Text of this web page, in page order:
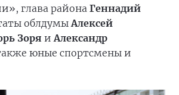
глава района Геннадий
облдумыАлексей
Зоря иАлександр
юные спортсмены и